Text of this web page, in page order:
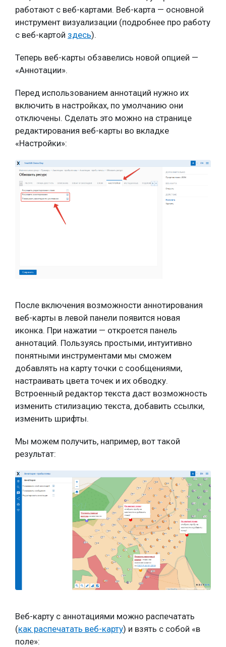
работают с веб-картами. Веб-карта — основной
инструмент визуализации (подробнее про работу
с веб-картой здесь).
Теперь веб-карты обзавелись новой опцией —
«Аннотации».
Перед использованием аннотаций нужно их
включить в настройках, по умолчанию они
отключены. Сделать это можно на странице
редактирования веб-карты во вкладке
«Настройки»:
После включения возможности аннотирования
веб-карты в левой панели появится новая
иконка. При нажатии — откроется панель
аннотаций. Пользуясь простыми, интуитивно
понятными инструментами мы сможем
добавлять на карту точки с сообщениями,
настраивать цвета точек и их обводку.
Встроенный редактор текста даст возможность
изменить стилизацию текста, добавить ссылки,
изменить шрифты.
Мы можем получить, например, вот такой
результат:
Веб-карту с аннотациями можно распечатать
(как распечатать веб-карту) и взять с собой «в
поле»: